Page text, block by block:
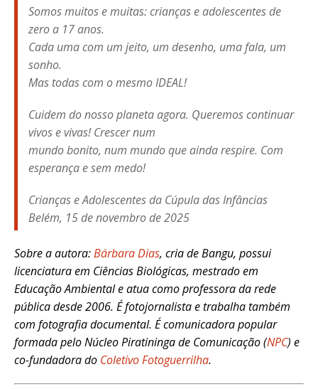
Somos muitos e muitas: crianças e adolescentes de
zero a 17 anos.
Cada uma com um jeito, um desenho, uma fala, um
sonho.
Mas todas com o mesmo IDEAL!
Cuidem do nosso planeta agora. Queremos continuar
vivos e vivas! Crescer num
mundo bonito, num mundo que ainda respire. Com
esperança e sem medo!
Crianças e Adolescentes da Cúpula das Infâncias
Belém, 15 de novembro de 2025
Sobre a autora:Bárbara Dias, cria de Bangu, possui
licenciatura em Ciências Biológicas, mestrado em
Educação Ambiental e atua como professora da rede
pública desde 2006. É fotojornalista e trabalha também
com fotografia documental. É comunicadora popular
formada pelo Núcleo Piratininga de Comunicação (NPC) e
co-fundadora do Coletivo Fotoguerrilha.